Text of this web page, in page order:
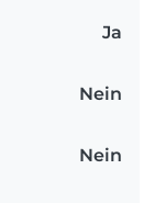
Ja
Nein
Nein